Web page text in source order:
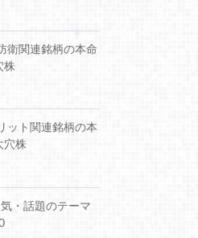
衛関連銘柄の本命
株
ット関連銘柄の本
穴株
・話題のテーマ